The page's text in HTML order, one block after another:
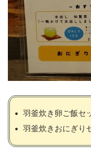
羽釜炊き卵ご飯
羽釜炊きおにぎ